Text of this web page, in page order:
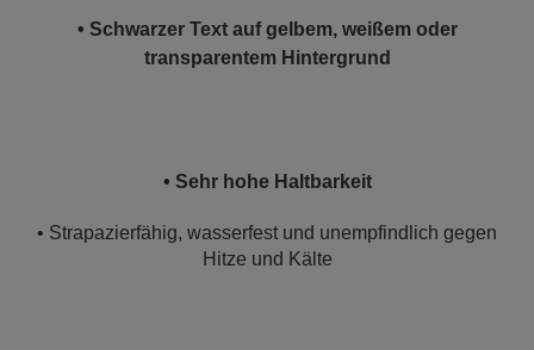
• Schwarzer Text auf gelbem, weißem oder
transparentem Hintergrund
• Sehr hohe Haltbarkeit
• Strapazierfähig, wasserfest und unempfindlich gegen
Hitze und Kälte